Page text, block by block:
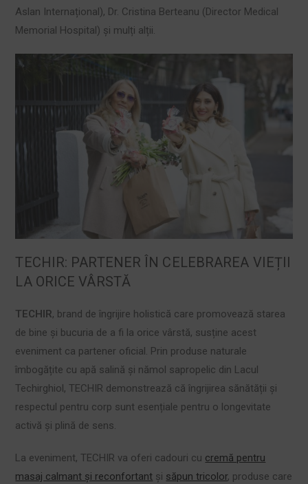
Aslan Internațional), Dr. Cristina Berteanu (Director Medical
Memorial Hospital) și mulți alții.
TECHIR: PARTENER ÎN CELEBRAREA VIEȚII
LA ORICE VÂRSTĂ
TECHIR, brand de îngrijire holistică care promovează starea
de bine și bucuria de a fi la orice vârstă, susține acest
eveniment ca partener oficial. Prin produse naturale
îmbogățite cu apă salină și nămol sapropelic din Lacul
Techirghiol, TECHIR demonstrează că îngrijirea sănătății și
respectul pentru corp sunt esențiale pentru o longevitate
activă și plină de sens.
La eveniment, TECHIR va oferi cadouri cu cremă pentru
masaj calmant și reconfortant și săpun tricolor, produse care